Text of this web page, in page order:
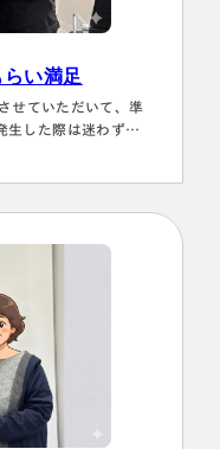
い満足
せていただいて、準
生した際は迷わず相